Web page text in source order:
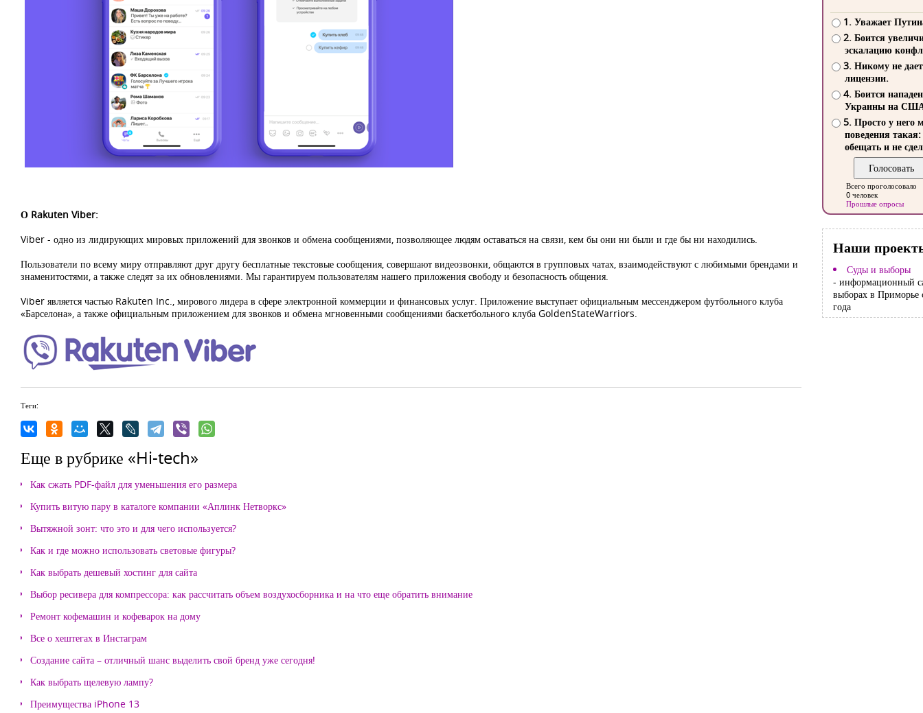
О Rakuten Viber:
Viber - одно из лидирующих мировых приложений для звонков и обмена сообщениями, позволяющее людям оставаться на связи, кем бы они ни были и где бы ни находились.
Пользователи по всему миру отправляют друг другу бесплатные текстовые сообщения, совершают видеозвонки, общаются в групповых чатах, взаимодействуют с любимыми брендами и
знаменитостями, а также следят за их обновлениями. Мы гарантируем пользователям нашего приложения свободу и безопасность общения.
Viber является частью Rakuten Inc., мирового лидера в сфере электронной коммерции и финансовых услуг. Приложение выступает официальным мессенджером футбольного клуба
«Барселона», а также официальным приложением для звонков и обмена мгновенными сообщениями баскетбольного клуба GoldenStateWarriors.
Теги:
Еще в рубрике «Hi-tech»
Как сжать PDF-файл для уменьшения его размера
Купить витую пару в каталоге компании «Аплинк Нетворкс»
Вытяжной зонт: что это и для чего используется?
Как и где можно использовать световые фигуры?
Как выбрать дешевый хостинг для сайта
Выбор ресивера для компрессора: как рассчитать объем воздухосборника и на что еще обратить внимание
Ремонт кофемашин и кофеварок на дому
Все о хештегах в Инстаграм
Создание сайта – отличный шанс выделить свой бренд уже сегодня!
Как выбрать щелевую лампу?
Преимущества iPhone 13
1. Уважает
2. Боится
эскалацию
3. Никому не
лицензии.
4. Боится
Украины на
5. Просто у него
поведения такая:
обещать и не
Всего проголосовало
0 человек
Прошлые опросы
Наши
Суды и выборы
- информационный
выборах в Приморье
года